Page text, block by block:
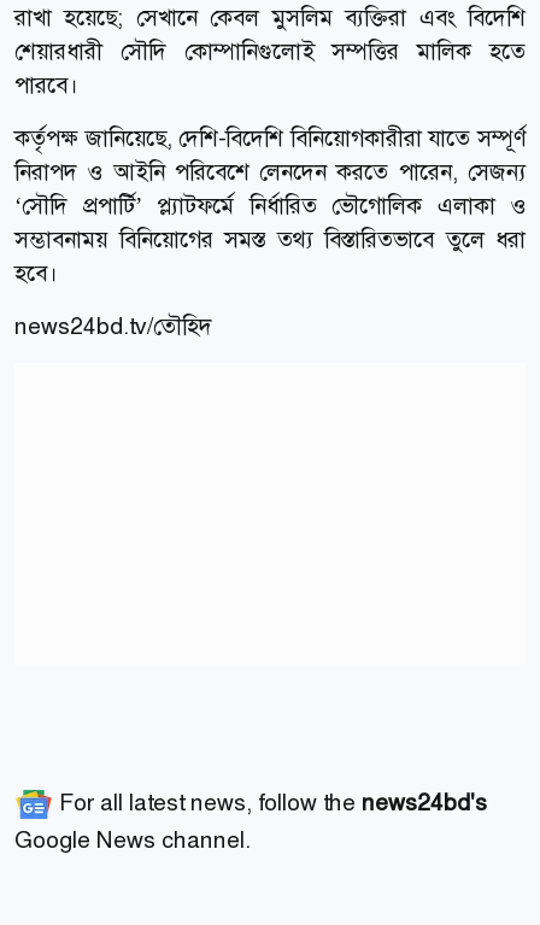
রাখা হয়েছে; সেখানে কেবল মুসলিম ব্যক্তিরা এবং বিদেশি
শেয়ারধারী সৌদি কোম্পানিগুলোই সম্পত্তির মালিক হতে
পারবে।
কর্তৃপক্ষ জানিয়েছে, দেশি-বিদেশি বিনিয়োগকারীরা যাতে সম্পূর্ণ
নিরাপদ ও আইনি পরিবেশে লেনদেন করতে পারেন, সেজন্য
‘সৌদি প্রপার্টি’ প্ল্যাটফর্মে নির্ধারিত ভৌগোলিক এলাকা ও
সম্ভাবনাময় বিনিয়োগের সমস্ত তথ্য বিস্তারিতভাবে তুলে ধরা
হবে।
news24bd.tv/তৌহিদ
For all latest news, follow the news24bd's
Google News channel.